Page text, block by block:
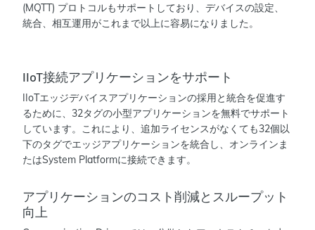
(MQTT) プロトコルもサポートしており、デバイスの設定、
統合、相互運用がこれまで以上に容易になりました。
IIoT接続アプリケーションをサポート
IIoTエッジデバイスアプリケーションの採用と統合を促進す
るために、32タグの小型アプリケーションを無料でサポート
しています。これにより、追加ライセンスがなくても32個以
下のタグでエッジアプリケーションを統合し、オンラインま
たはSystem Platformに接続できます。
アプリケーションのコスト削減とスループット
向上